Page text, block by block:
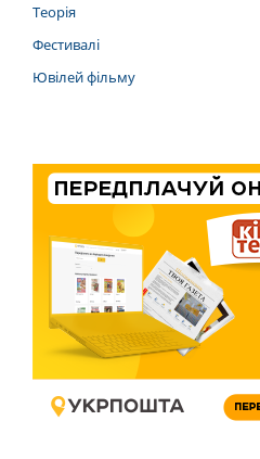
Теорія
Фестивалі
Ювілей фільму